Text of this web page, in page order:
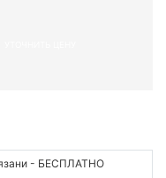
- БЕСПЛАТНО